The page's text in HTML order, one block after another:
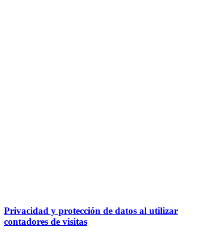
Privacidad y protección de datos al utilizar
contadores de visitas